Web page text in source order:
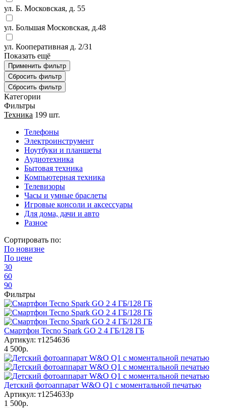
ул. Б. Московская, д. 55
ул. Большая Московская, д.48
ул. Кооперативная д. 2/31
Показать ещё
Категории
Фильтры
Техника 199 шт.
Телефоны
Электроинструмент
Ноутбуки и планшеты
Аудиотехника
Бытовая техника
Компьютерная техника
Телевизоры
Часы и умные браслеты
Игровые консоли и аксессуары
Для дома, дачи и авто
Разное
Сортировать по:
По новизне
По цене
30
60
90
Фильтры
Смартфон Tecno Spark GO 2 4 ГБ/128 ГБ
Артикул: т1254636
4 500р.
Детский фотоаппарат W&O Q1 с моментальной печатью
Артикул: т1254633р
1 500р.